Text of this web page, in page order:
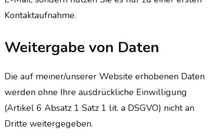
Kontaktaufnahme.
Weitergabe von Daten
Die auf meiner/unserer Website erhobenen Daten
werden ohne Ihre ausdrückliche Einwilligung
(Artikel 6 Absatz 1 Satz 1 lit. a DSGVO) nicht an
Dritte weitergegeben.